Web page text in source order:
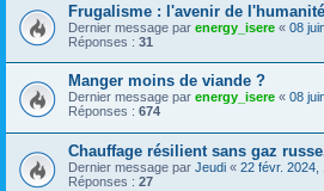
Frugalisme : l'avenir de
Dernier message par energy_isere « 08
Réponses : 31
Manger moins de viande ?
Dernier message par energy_isere « 08
Réponses : 674
Chauffage résilient sans gaz
Dernier message par Jeudi « 22 févr. 2024,
Réponses : 27